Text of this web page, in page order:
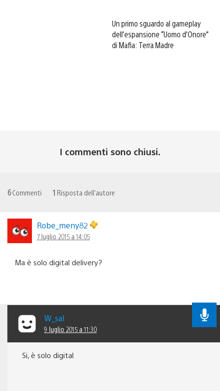
Un primo sguardo al gameplay
dell’espansione “Uomo d’Onore”
di Mafia: Terra Madre
I commenti sono chiusi.
6Commenti 1 Risposta dell'autore
Robe_meny82
7 luglio 2015 a 14:05
Ma è solo digital delivery?
W_sal
9 luglio 2015 a 11:30
Si, è solo digital